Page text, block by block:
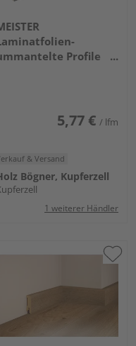
Profile
5,77 € / lfm
& Versand
Bögner, Kupferzell
1 weiterer Händler